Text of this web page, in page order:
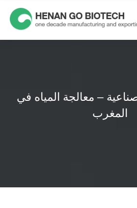
content
– معالجة المياه في
المغرب